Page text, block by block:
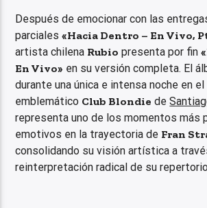
Después de emocionar con las
parciales«Hacia Dentro – En Vivo,
artista chilena Rubio presenta por fin
En Vivo» en su versión completa. El
durante una única e intensa noche en el
emblemático Club Blondie de
representa uno de los momentos más
emotivos en la trayectoria de Fran
consolidando su visión artística a
reinterpretación radical de su